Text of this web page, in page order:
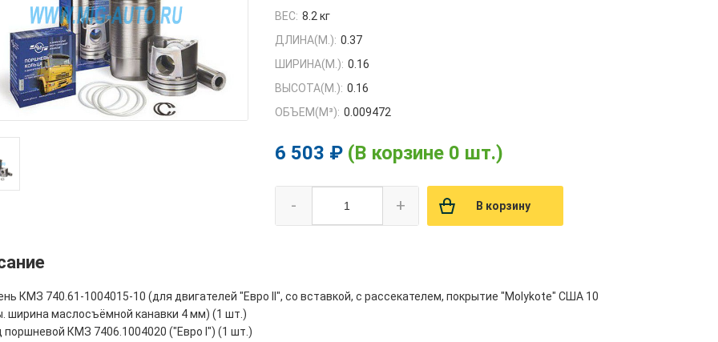
ВЕС: 8.2 кг
ДЛИНА(М.): 0.37
ШИРИНА(М.): 0.16
ВЫСОТА(М.): 0.16
ОБЪЕМ(M³): 0.009472
6 503 ₽ (В корзине 0 шт.)
- + В корзину
КМЗ 740.61-1004015-10 (для двигателей "Евро II", со вставкой, с рассекателем, покрытие "Molykote" США 10
ширина маслосъёмной канавки 4 мм) (1 шт.)
поршневой КМЗ 7406.1004020 ("Евро I") (1 шт.)